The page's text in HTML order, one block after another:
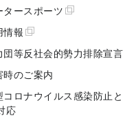
タースポーツ
情報
団等反社会的勢力排除宣言
時のご案内
コロナウイルス感染防止と
応